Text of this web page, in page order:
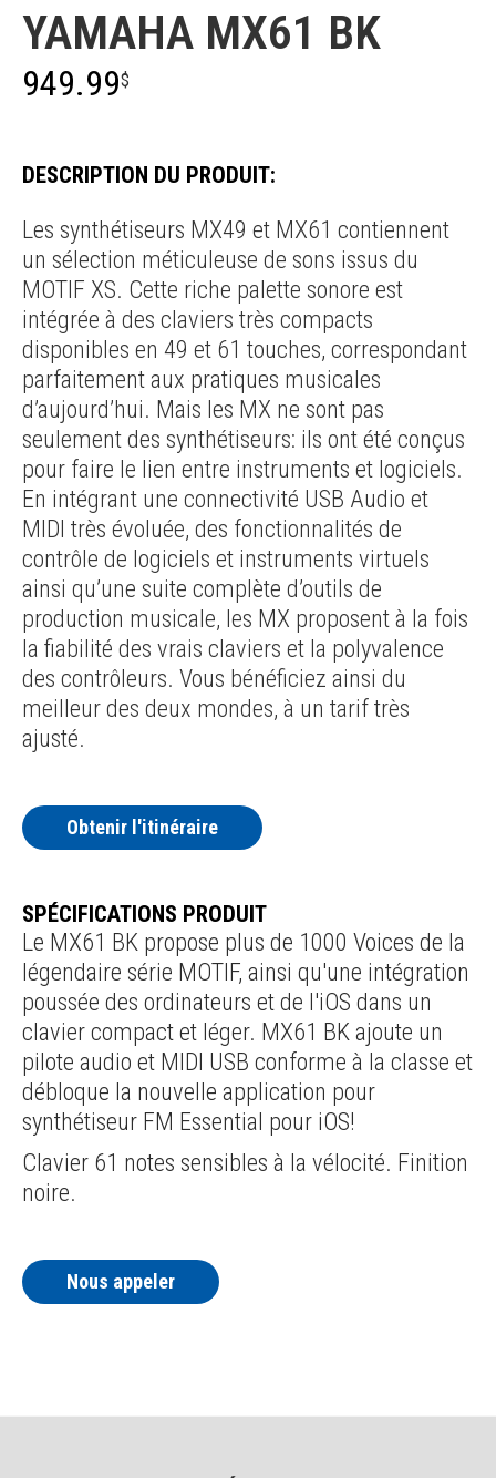
YAMAHA MX61 BK
949.99$
DESCRIPTION DU PRODUIT:
Les synthétiseurs MX49 et MX61 contiennent
un sélection méticuleuse de sons issus du
MOTIF XS. Cette riche palette sonore est
intégrée à des claviers très compacts
disponibles en 49 et 61 touches, correspondant
parfaitement aux pratiques musicales
d’aujourd’hui. Mais les MX ne sont pas
seulement des synthétiseurs: ils ont été conçus
pour faire le lien entre instruments et logiciels.
En intégrant une connectivité USB Audio et
MIDI très évoluée, des fonctionnalités de
contrôle de logiciels et instruments virtuels
ainsi qu’une suite complète d’outils de
production musicale, les MX proposent à la fois
la fiabilité des vrais claviers et la polyvalence
des contrôleurs. Vous bénéficiez ainsi du
meilleur des deux mondes, à un tarif très
ajusté.
Obtenir l'itinéraire
SPÉCIFICATIONS PRODUIT
Le MX61 BK propose plus de 1000 Voices de la
légendaire série MOTIF, ainsi qu'une intégration
poussée des ordinateurs et de l'iOS dans un
clavier compact et léger. MX61 BK ajoute un
pilote audio et MIDI USB conforme à la classe et
débloque la nouvelle application pour
synthétiseur FM Essential pour iOS!
Clavier 61 notes sensibles à la vélocité. Finition
noire.
Nous appeler